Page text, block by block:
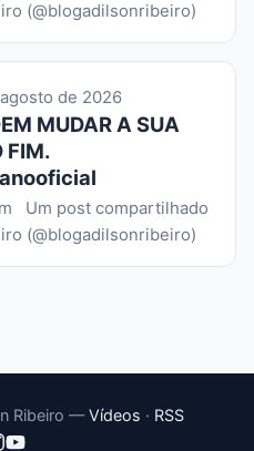
(@blogadilsonribeiro)
de 2026
MUDAR A SUA
FIM.
Um post compartilhado
(@blogadilsonribeiro)
Ribeiro —Vídeos · RSS